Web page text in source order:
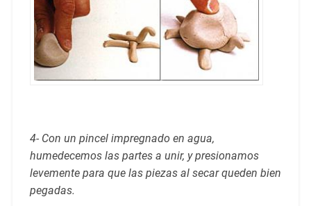
4- Con un pincel impregnado en agua,
humedecemos las partes a unir, y presionamos
levemente para que las piezas al secar queden bien
pegadas.